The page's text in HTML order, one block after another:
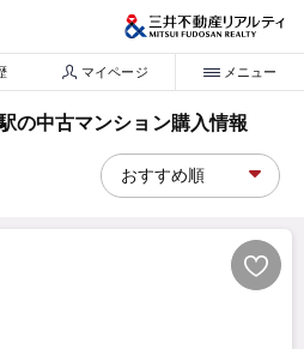
マイページ メニュー
の中古マンション購入情報